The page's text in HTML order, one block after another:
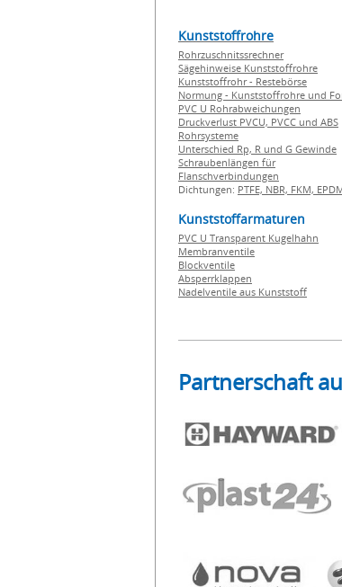
Kunststoffrohre
Rohrzuschnitssrechner
Sägehinweise Kunststoffrohre
Kunststoffrohr - Restebörse
Normung - Kunststoffrohre und
PVC U Rohrabweichungen
Druckverlust PVCU, PVCC und ABS
Rohrsysteme
Unterschied Rp, R und G Gewinde
Schraubenlängen für
Flanschverbindungen
Dichtungen: PTFE, NBR, FKM,
Kunststoffarmaturen
PVC U Transparent Kugelhahn
Membranventile
Blockventile
Absperrklappen
Nadelventile aus Kunststoff
Partnerschaft